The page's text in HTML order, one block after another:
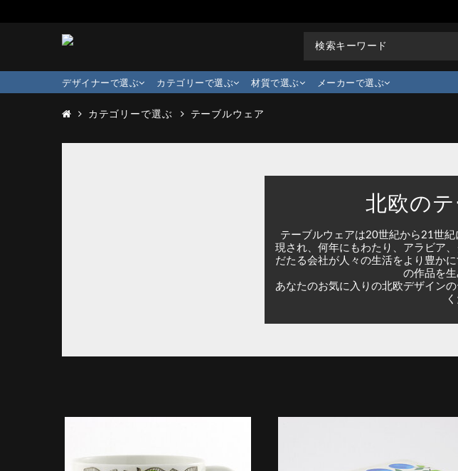
デザイナーで選ぶ カテゴリーで選ぶ 材質で選ぶ メーカーで選ぶ
カテゴリーで選ぶ テーブルウェア
北欧の
テーブルウェアは20世紀から21世
現され、何年にもわたり、アラビア
だたる会社が人々の生活をより豊か
の作品を生
あなたのお気に入りの北欧デザイン